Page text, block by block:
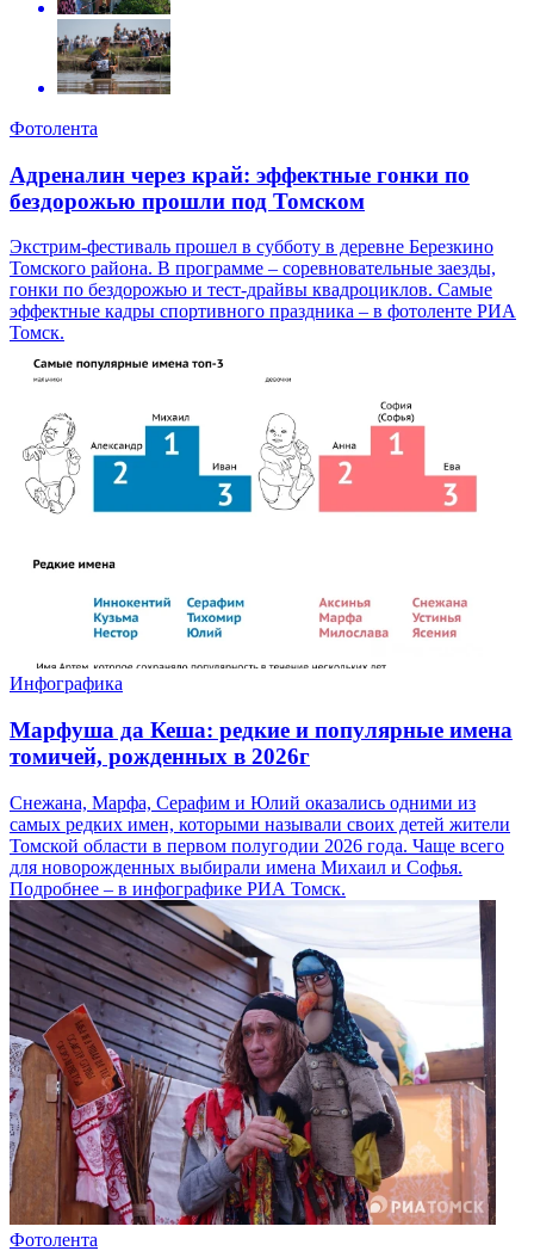
Фотолента
Адреналин через край: эффектные гонки по
бездорожью прошли под Томском
Экстрим-фестиваль прошел в субботу в деревне Березкино
Томского района. В программе – соревновательные заезды,
гонки по бездорожью и тест-драйвы квадроциклов. Самые
эффектные кадры спортивного праздника – в фотоленте РИА
Томск.
Инфографика
Марфуша да Кеша: редкие и популярные имена
томичей, рожденных в 2026г
Снежана, Марфа, Серафим и Юлий оказались одними из
самых редких имен, которыми называли своих детей жители
Томской области в первом полугодии 2026 года. Чаще всего
для новорожденных выбирали имена Михаил и Софья.
Подробнее – в инфографике РИА Томск.
Фотолента